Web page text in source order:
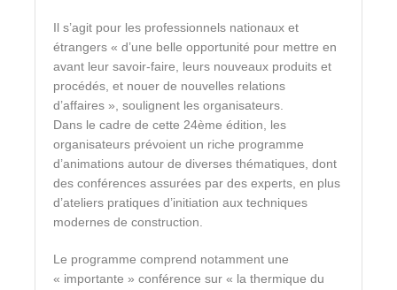
Il s’agit pour les professionnels nationaux et
étrangers « d’une belle opportunité pour mettre en
avant leur savoir-faire, leurs nouveaux produits et
procédés, et nouer de nouvelles relations
d’affaires », soulignent les organisateurs.
Dans le cadre de cette 24ème édition, les
organisateurs prévoient un riche programme
d’animations autour de diverses thématiques, dont
des conférences assurées par des experts, en plus
d’ateliers pratiques d’initiation aux techniques
modernes de construction.
Le programme comprend notamment une
« importante » conférence sur « la thermique du